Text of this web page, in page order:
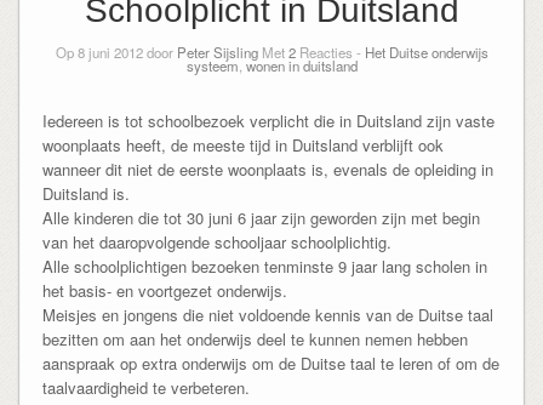
Schoolplicht in Duitsland
Op 8 juni 2012 door Peter SijslingMet2Reacties - Het Duitse onderwijs
systeem,wonen in duitsland
Iedereen is tot schoolbezoek verplicht die in Duitsland zijn vaste
woonplaats heeft, de meeste tijd in Duitsland verblijft ook
wanneer dit niet de eerste woonplaats is, evenals de opleiding in
Duitsland is.
Alle kinderen die tot 30 juni 6 jaar zijn geworden zijn met begin
van het daaropvolgende schooljaar schoolplichtig.
Alle schoolplichtigen bezoeken tenminste 9 jaar lang scholen in
het basis- en voortgezet onderwijs.
Meisjes en jongens die niet voldoende kennis van de Duitse taal
bezitten om aan het onderwijs deel te kunnen nemen hebben
aanspraak op extra onderwijs om de Duitse taal te leren of om de
taalvaardigheid te verbeteren.